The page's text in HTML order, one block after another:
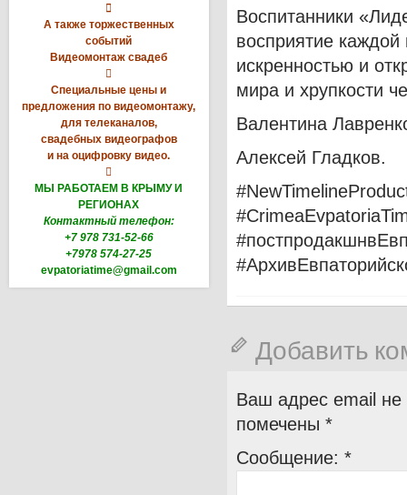

А также торжественных
событий
Видеомонтаж свадеб

Специальные цены и
предложения по видеомонтажу,
для телеканалов,
свадебных видеографов
и на оцифровку видео.

МЫ РАБОТАЕМ В КРЫМУ И
РЕГИОНАХ
Контактный телефон:
+7 978 731-52-66
+7978 574-27-25
evpatoriatime@gmail.com
Воспитанники
восприятие
искренностью и
мира и хрупкости
Валентина
Алексей Гладков.
Добавить
Ваш адрес email не
помечены *
Сообщение: *